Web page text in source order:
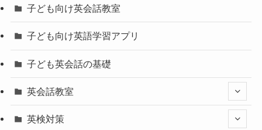
子ども向け英会話教室
子ども向け英語学習アプリ
子ども英会話の基礎
英会話教室
英検対策